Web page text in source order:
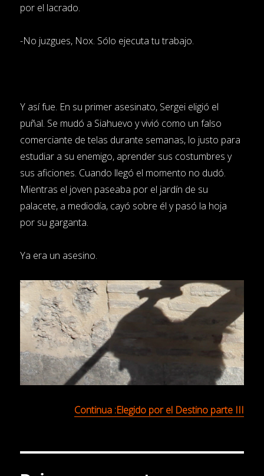
por el lacrado.
-No juzgues, Nox. Sólo ejecuta tu trabajo.
Y así fue. En su primer asesinato, Sergei eligió el
puñal. Se mudó a Siahuevo y vivió como un falso
comerciante de telas durante semanas, lo justo para
estudiar a su enemigo, aprender sus costumbres y
sus aficiones. Cuando llegó el momento no dudó.
Mientras el joven paseaba por el jardín de su
palacete, a mediodía, cayó sobre él y pasó la hoja
por su garganta.
Ya era un asesino.
Continua :Elegido por el Destino parte III